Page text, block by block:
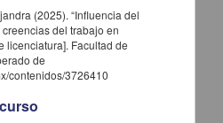
generaciones de una licenciatura
por COVID-19
Teresa Imelda - Facultad de
(2025). “Influencia del
del trabajo en
licenciatura]. Facultad de
de
contenidos/3726410